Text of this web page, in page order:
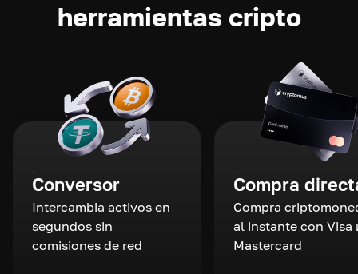
herramientas cripto
Conversor
Intercambia activos en
segundos sin
comisiones de red
Compra
Compra
al instante con Visa
Mastercard